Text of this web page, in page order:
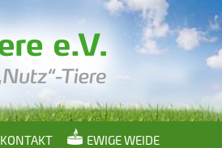
KONTAKT EWIGE WEIDE